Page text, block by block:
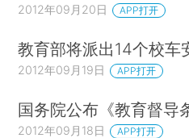
2012年09月20日 APP打开
教育部将派出14个校车
2012年09月19日 APP打开
国务院公布《教育督导
2012年09月18日 APP打开